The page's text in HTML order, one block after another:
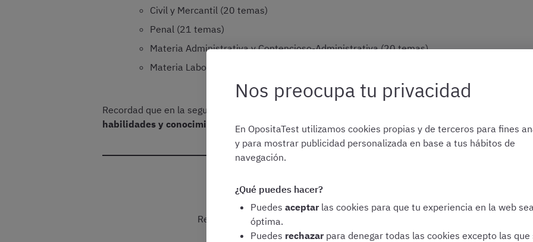
Civil y Mercantil (20 temas)
Penal (21 temas)
Materia Administrativa y Contencioso-Administrativa (20 temas)
Materia Laboral (20 temas)
Recordad que en la segunda parte
solo os examinaréis de una especialidad, así que escoged
habilidades y conocimientos
y os resultará más sencillo superar el ejercicio.
¡No te pierdas ni una convocatoria!
Regístrate gratis y te avisaremos por email de todas las fechas clave y
Nos preocupa tu privacidad
En OpositaTest utilizamos cookies propias y de terceros para fines
y para mostrar publicidad personalizada en base a tus hábitos de
navegación.
¿Qué puedes hacer?
Puedes aceptar las cookies para que tu experiencia en la web sea
óptima.
Puedes rechazar para denegar todas las cookies excepto las que